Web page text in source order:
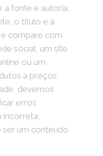
a fonte e autoria,
o título e a
compare com
social, um site
ou um
a preços
devemos
erros
incorreta,
ser um conteúdo